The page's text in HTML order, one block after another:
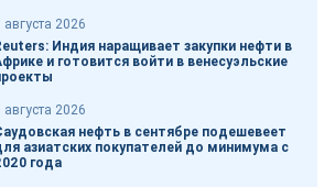
августа 2026
Индия наращивает закупки нефти в
и готовится войти в венесуэльские
августа 2026
нефть в сентябре подешевеет
азиатских покупателей до минимума с
года